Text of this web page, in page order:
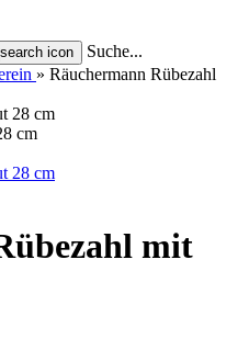
Suche...
» Räuchermann Rübezahl
cm
mit